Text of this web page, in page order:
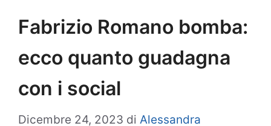
Fabrizio Romano bomba:
ecco quanto guadagna
con i social
Dicembre 24, 2023 di Alessandra